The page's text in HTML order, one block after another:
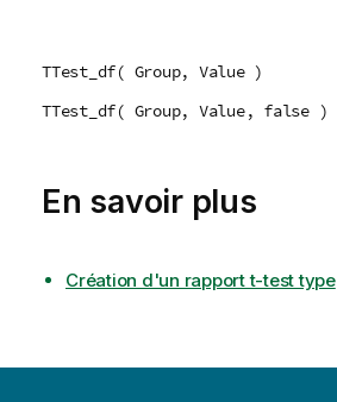
TTest_df( Group, Value )
TTest_df( Group, Value, false )
En savoir plus
Création d'un rapport t-test type